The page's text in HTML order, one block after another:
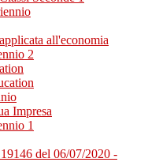
all'economia
2
Impresa
1
del 06/07/2020 -